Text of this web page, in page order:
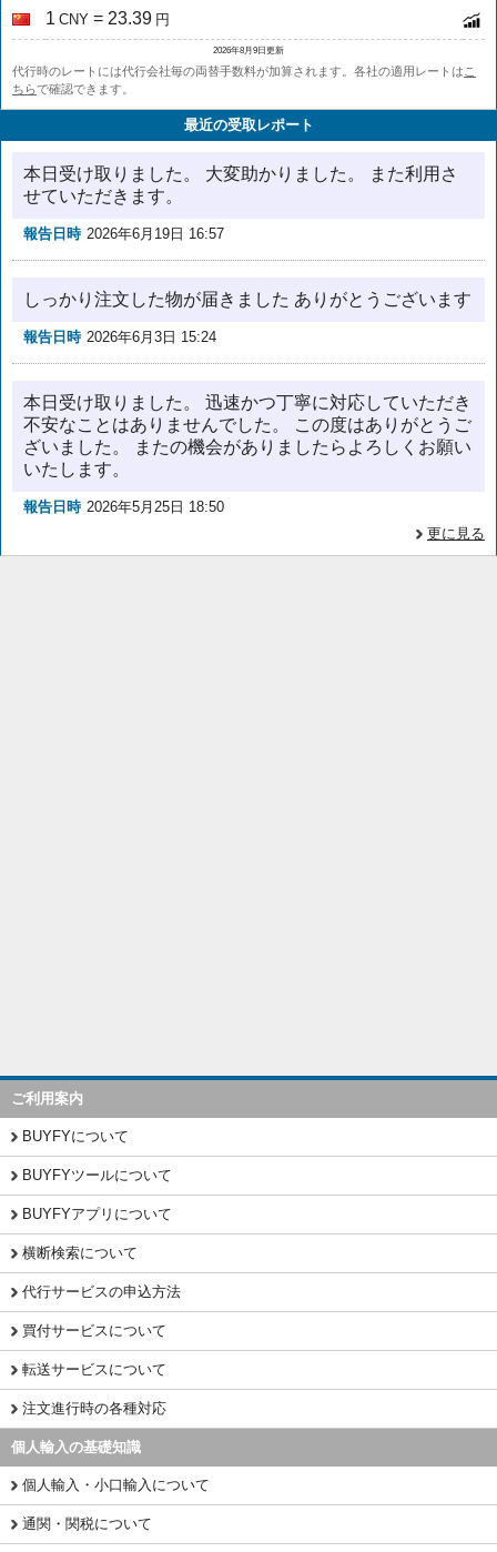
1 CNY = 23.39 円
2026年8月9日更新
代行時のレートには代行会社毎の両替手数料が加算されます。各社の適用レートは こ
ちらで確認できます。
最近の受取レポート
本日受け取りました。 大変助かりました。 また利用さ
せていただきます。
報告日時 2026年6月19日 16:57
しっかり注文した物が届きました ありがとうございます
報告日時 2026年6月3日 15:24
本日受け取りました。 迅速かつ丁寧に対応していただき
不安なことはありませんでした。 この度はありがとうご
ざいました。 またの機会がありましたらよろしくお願い
いたします。
報告日時 2026年5月25日 18:50
更に見る
ご利用案内
BUYFYについて
BUYFYツールについて
BUYFYアプリについて
横断検索について
代行サービスの申込方法
買付サービスについて
転送サービスについて
注文進行時の各種対応
個人輸入の基礎知識
個人輸入・小口輸入について
通関・関税について